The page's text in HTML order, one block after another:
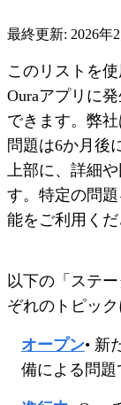
最終更新: 2026年
このリストを
Ouraアプリに
できます。弊
問題は6か月後
上部に、詳細
す。特定の問
能をご利用くだ
以下の「ステ
ぞれのトピッ
オープン• 新
備による問題